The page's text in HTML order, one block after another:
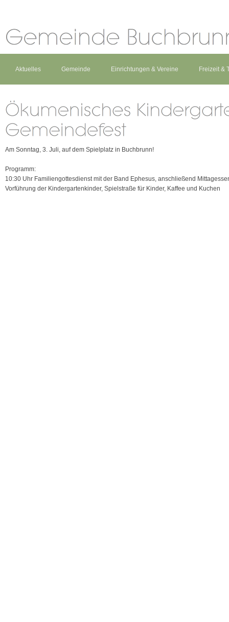
Aktuelles Gemeinde Einrichtungen & Vereine Freizeit &
Am Sonntag, 3. Juli, auf dem Spielplatz in Buchbrunn!
Programm:
10:30 Uhr Familiengottesdienst mit der Band Ephesus, anschließend
Vorführung der Kindergartenkinder, Spielstraße für Kinder, Kaffee und Kuchen